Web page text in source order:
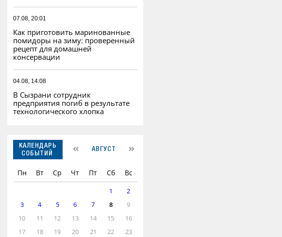
07.08, 20:01
Как приготовить маринованные
помидоры на зиму: проверенный
рецепт для домашней
консервации
04.08, 14:08
В Сызрани сотрудник
предприятия погиб в результате
технологического хлопка
КАЛЕНДАРЬ
СОБЫТИЙ
АВГУСТ
Пн Вт Ср Чт Пт Сб Вс
1
2
3
4 5 6 7 8
9
10
11 12 13 14 15
16
17
18 19 20 21 22 23